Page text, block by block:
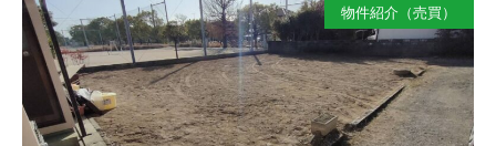
物件紹介（売買）